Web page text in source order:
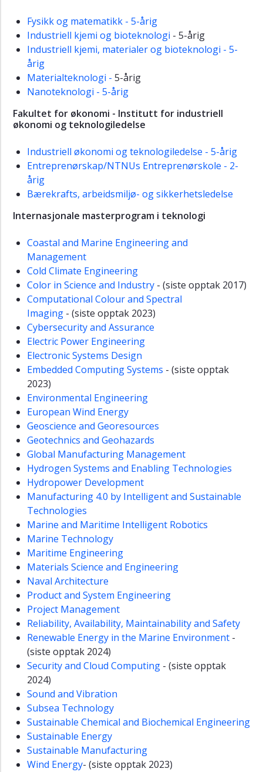
Fysikk og matematikk - 5-årig
Industriell kjemi og bioteknologi - 5-årig
Industriell kjemi, materialer og bioteknologi - 5-
årig
Materialteknologi - 5-årig
Nanoteknologi - 5-årig
Fakultet for økonomi - Institutt for industriell
økonomi og teknologiledelse
Industriell økonomi og teknologiledelse - 5-årig
Entreprenørskap/NTNUs Entreprenørskole - 2-
årig
Bærekrafts, arbeidsmiljø- og sikkerhetsledelse
Internasjonale masterprogram i teknologi
Coastal and Marine Engineering and
Management
Cold Climate Engineering
Color in Science and Industry - (siste opptak 2017)
Computational Colour and Spectral
Imaging - (siste opptak 2023)
Cybersecurity and Assurance
Electric Power Engineering
Electronic Systems Design
Embedded Computing Systems - (siste opptak
2023)
Environmental Engineering
European Wind Energy
Geoscience and Georesources
Geotechnics and Geohazards
Global Manufacturing Management
Hydrogen Systems and Enabling Technologies
Hydropower Development
Manufacturing 4.0 by Intelligent and Sustainable
Technologies
Marine and Maritime Intelligent Robotics
Marine Technology
Maritime Engineering
Materials Science and Engineering
Naval Architecture
Product and System Engineering
Project Management
Reliability, Availability, Maintainability and Safety
Renewable Energy in the Marine Environment -
(siste opptak 2024)
Security and Cloud Computing - (siste opptak
2024)
Sound and Vibration
Subsea Technology
Sustainable Chemical and Biochemical Engineering
Sustainable Energy
Sustainable Manufacturing
Wind Energy- (siste opptak 2023)